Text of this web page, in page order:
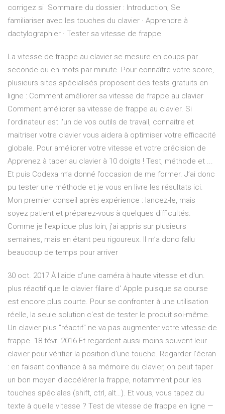
corrigez si Sommaire du dossier : Introduction; Se
familiariser avec les touches du clavier · Apprendre à
dactylographier · Tester sa vitesse de frappe
La vitesse de frappe au clavier se mesure en coups par
seconde ou en mots par minute. Pour connaître votre score,
plusieurs sites spécialisés proposent des tests gratuits en
ligne : Comment améliorer sa vitesse de frappe au clavier
Comment améliorer sa vitesse de frappe au clavier. Si
l'ordinateur est l'un de vos outils de travail, connaitre et
maitriser votre clavier vous aidera à optimiser votre efficacité
globale. Pour améliorer votre vitesse et votre précision de
Apprenez à taper au clavier à 10 doigts ! Test, méthode et ...
Et puis Codexa m’a donné l’occasion de me former. J’ai donc
pu tester une méthode et je vous en livre les résultats ici.
Mon premier conseil après expérience : lancez-le, mais
soyez patient et préparez-vous à quelques difficultés.
Comme je l’explique plus loin, j’ai appris sur plusieurs
semaines, mais en étant peu rigoureux. Il m’a donc fallu
beaucoup de temps pour arriver
30 oct. 2017 À l'aide d'une caméra à haute vitesse et d'un.
plus réactif que le clavier filaire d' Apple puisque sa course
est encore plus courte. Pour se confronter à une utilisation
réelle, la seule solution c'est de tester le produit soi-même.
Un clavier plus "réactif" ne va pas augmenter votre vitesse de
frappe. 18 févr. 2016 Et regardent aussi moins souvent leur
clavier pour vérifier la position d'une touche. Regarder l'écran
: en faisant confiance à sa mémoire du clavier, on peut taper
un bon moyen d'accélérer la frappe, notamment pour les
touches spéciales (shift, ctrl, alt…). Et vous, vous tapez du
texte à quelle vitesse ? Test de vitesse de frappe en ligne —